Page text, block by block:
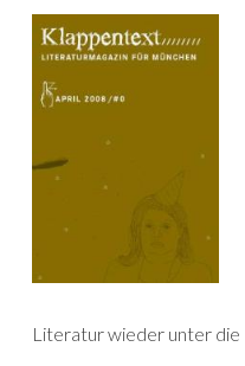
Literatur wieder unter die